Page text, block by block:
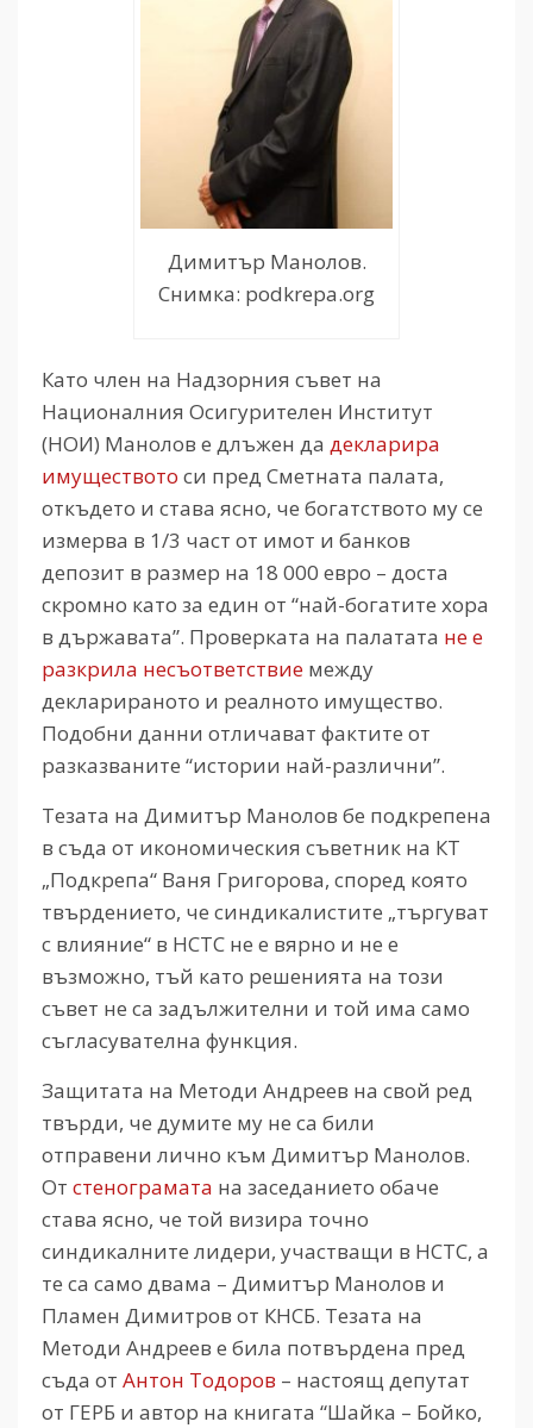
Димитър Манолов.
Снимка: podkrepa.org
Като член на Надзорния съвет на
Националния Осигурителен Институт
(НОИ) Манолов е длъжен да декларира
имуществото си пред Сметната палата,
откъдето и става ясно, че богатството му се
измерва в 1/3 част от имот и банков
депозит в размер на 18 000 евро – доста
скромно като за един от “най-богатите хора
в държавата”. Проверката на палатата не е
разкрила несъответствие между
декларираното и реалното имущество.
Подобни данни отличават фактите от
разказваните “истории най-различни”.
Тезата на Димитър Манолов бе подкрепена
в съда от икономическия съветник на КТ
„Подкрепа“ Ваня Григорова, според която
твърдението, че синдикалистите „търгуват
с влияние“ в НСТС не е вярно и не е
възможно, тъй като решенията на този
съвет не са задължителни и той има само
съгласувателна функция.
Защитата на Методи Андреев на свой ред
твърди, че думите му не са били
отправени лично към Димитър Манолов.
От стенограмата на заседанието обаче
става ясно, че той визира точно
синдикалните лидери, участващи в НСТС, а
те са само двама – Димитър Манолов и
Пламен Димитров от КНСБ. Тезата на
Методи Андреев е била потвърдена пред
съда от Антон Тодоров – настоящ депутат
от ГЕРБ и автор на книгата “Шайка – Бойко,